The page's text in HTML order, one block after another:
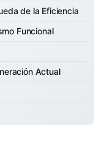
de la Eficiencia
Funcional
Actual